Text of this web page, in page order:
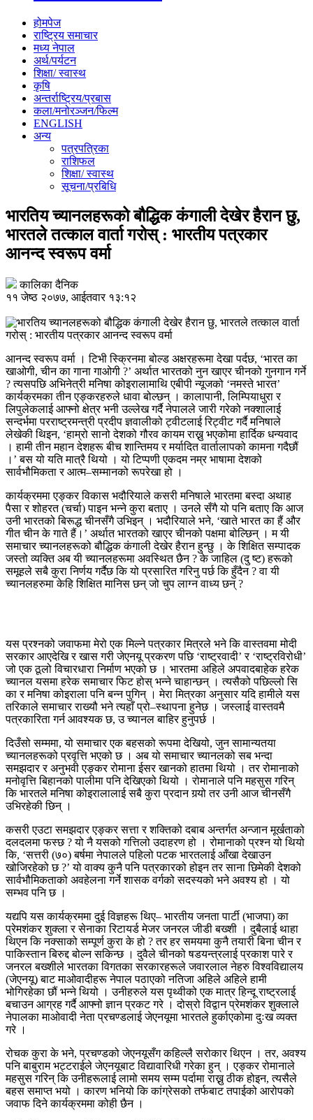
होमपेज
राष्ट्रिय समाचार
मध्य नेपाल
अर्थ/पर्यटन
शिक्षा/ स्वास्थ
कृषि
अन्तर्राष्ट्रिय/प्रबास
कला/मनोरञ्जन/फिल्म
ENGLISH
अन्य
पत्रपत्रिका
राशिफल
शिक्षा/ स्वास्थ
सूचना/प्रबिधि
भारतिय च्यानलहरूको बौद्धिक कंगाली देखेर हैरान छु,
भारतले तत्काल वार्ता गरोस् : भारतीय पत्रकार
आनन्द स्वरूप वर्मा
कालिका दैनिक
११ जेष्ठ २०७७, आईतवार १३:१२
आनन्द स्वरूप वर्मा । टिभी स्क्रिनमा बोल्ड अक्षरहरूमा देखा पर्दछ, ‘भारत का
खाओगी, चीन का गाना गाओगी ?’ अर्थात भारतको नुन खाएर चीनको गुनगान गर्ने
? त्यसपछि अभिनेत्री मनिषा कोइरालामाथि एबीपी न्यूजको ‘नमस्ते भारत’
कार्यक्रमका तीन एङ्करहरुले धावा बोल्छन् । कालापानी, लिम्पियाधुरा र
लिपुलेकलाई आफ्नो क्षेत्र भनी उल्लेख गर्दै नेपालले जारी गरेको नक्शालाई
सन्दर्भमा परराष्ट्रमन्त्री प्रदीप ज्ञवालीको ट्वीटलाई रिट्वीट गर्दै मनिषाले
लेखेकी थिइन, ‘हाम्रो सानो देशको गौरव कायम राख्नु भएकोमा हार्दिक धन्यवाद
। हामी तीन महान देशहरू बीच शान्तिमय र मर्यादित वार्तालापको कामना गदैछौं
।’ बस यो यति मात्रै थियो । यो टिप्पणी एकदम नम्र भाषामा देशको
सार्वभौमिकता र आत्म–सम्मानको रूपरेखा हो ।
कार्यक्रममा एङ्कर विकास भदौरियाले कसरी मनिषाले भारतमा बस्दा अथाह
पैसा र शोहरत (चर्चा) पाइन भन्ने कुरा बताए । उनले सँगै यो पनि बताए कि आज
उनी भारतको बिरूद्ध चीनसँगै उभिइन् । भदौरियाले भने, ‘खाते भारत का हैं और
गीत चीन के गाते हैं।’ अर्थात भारतको खाएर चीनको पक्षमा बोल्छिन् । म यी
समाचार च्यानलहरूको बौद्धिक कंगाली देखेर हैरान हुन्छु । के शिक्षित सम्पादक
जस्तो व्यक्ति अब यी च्यानलहरूमा अवस्थित छैन ? के जाहिल (दु ष्ट) हरूको
समूहले सबै कुरा निर्णय गर्दैछ कि यो प्रसारित गरिनु पर्छ कि हुँदैन ? वा यी
च्यानलहरुमा केहि शिक्षित मानिस छन् जो चुप लाग्न वाध्य छन् ?
यस प्रश्नको जवाफमा मेरो एक मिल्ने पत्रकार मित्रले भने कि वास्तवमा मोदी
सरकार आएदेखि र खास गरी जेएनयू प्रकरण पछि ‘राष्ट्रवादी’ र ‘राष्ट्रविरोधी’
जो एक ठूलो विचारधारा निर्माण भएको छ । भारतमा अहिले अपवादबाहेक हरेक
च्यानल यसमा हरेक समाचार फिट होस् भन्ने चाहान्छन् । त्यसैको पछिल्लो सि
का र मनिषा कोइराला पनि बन्न पुगिन् । मेरा मित्रका अनुसार यदि हामीले यस
तरिकाले समाचार राख्यौ भने त्यहाँ प्रो–स्थापना हुनेछ । जस्लाई वास्तवमै
पत्रकारिता गर्न आवश्यक छ, उ च्यानल बाहिर हुनुपर्छ ।
दिउँसो सम्ममा, यो समाचार एक बहसको रूपमा देखियो, जुन सामान्यतया
च्यानलहरूको प्रवृत्ति भएको छ । अब यो समाचार च्यानलको सब भन्दा
समझदार र अनुभवी एङ्कर रोमाना ईसर खानको हातमा थियो । तर रोमानाको
मनोवृत्ति बिहानको पालीमा पनि देखिएको थियो । रोमानाले पनि महसुस गरिन्
कि भारतले मनिषा कोइरालालाई सबै कुरा प्रदान गर्‍यो तर उनी आज चीनसँगै
उभिरहेकी छिन् ।
कसरी एउटा समझदार एङ्कर सत्ता र शक्तिको दबाब अन्तर्गत अन्जान मूर्खताको
दलदलमा फस्छ ? यो नै यसको गत्तिलो उदाहरण हो । रोमानाको प्रश्न यो थियो
कि, ‘सत्तरी (७०) बर्षमा नेपालले पहिलो पटक भारतलाई आँखा देखाउन
खोजिरहेको छ ?’ यो वाक्य कुनै पनि पत्रकारको होइन तर साना छिमेकी देशको
सार्वभौमिकताको अवहेलना गर्ने शासक वर्गको सदस्यको भने अवश्य हो । यो
सम्भव पनि छ ।
यद्यपि यस कार्यक्रममा दुई विज्ञहरू थिए– भारतीय जनता पार्टी (भाजपा) का
प्रेमशंकर शुक्ला र सेनाका रिटायर्ड मेजर जनरल जीडी बख्शी । दुबैलाई थाहा
थिएन कि नक्साको सम्पूर्ण कुरा के हो ? तर हर समयमा कुनै तयारी बिना चीन र
पाकिस्तान बिरुद्द बोल्न सकिन्छ । दुवैले चीनको षडयन्त्रलाई प्रकाश पारे र
जनरल बख्शीले भारतका विगतका सरकारहरूले जवारलाल नेहरु विश्वविद्यालय
(जेएनयू) बाट माओवादीहरू नेपाल पठाएको नतिजा अहिले अहिले हामी
भोगिरहेका छौं भन्ने थियो । उनीहरुले यस पृथ्वीको एक मात्र हिन्दू राष्ट्रलाई
बचाउन आग्रह गर्दै आफ्नो ज्ञान प्रकट गरे । दोस्रो विद्वान प्रेमशंकर शुक्लाले
नेपालका माओवादी नेता प्रचण्डलाई जेएनयूमा भारतले हुर्काएकोमा दुःख व्यक्त
गरे ।
रोचक कुरा के भने, प्रचण्डको जेएनयूसँग कहिल्लै सरोकार थिएन । तर, अवश्य
पनि बाबुराम भट्टराईले जेएनयूबाट विद्यावारिधी गरेका हुन् । एङ्कर रोमानाले
महसुस गरिन् कि उनीहरूलाई लामो समय सम्म पर्दामा राख्नु ठीक होइन, त्यसैले
बहस समाप्त भयो । कारण भनियो कि कांग्रेसको तर्फबाट तपाईको आरोपको
जवाफ दिने कार्यक्रममा कोही छैन ।